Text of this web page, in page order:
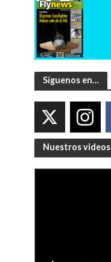
Síguenos en…
Nuestros videos